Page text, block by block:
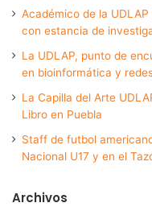
Académico de la
con estancia de
La UDLAP, punto de
en bioinformática y
La Capilla del Arte
Libro en Puebla
Staff de futbol
Nacional U17 y en el
Archivos